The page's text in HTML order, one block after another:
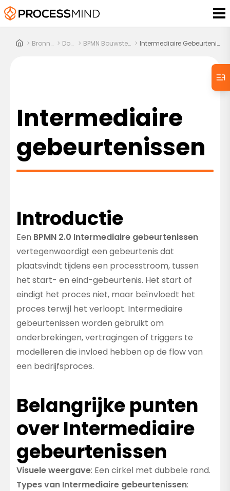
> Bronnen > Docs > BPMN Bouwstenen > Intermediaire Gebeurtenissen
Intermediaire
gebeurtenissen
Introductie
Een BPMN 2.0 Intermediaire gebeurtenissen
vertegenwoordigt een gebeurtenis dat
plaatsvindt tijdens een processtroom, tussen
het start- en eind-gebeurtenis. Het start of
eindigt het proces niet, maar beïnvloedt het
proces terwijl het verloopt. Intermediaire
gebeurtenissen worden gebruikt om
onderbrekingen, vertragingen of triggers te
modelleren die invloed hebben op de flow van
een bedrijfsproces.
Belangrijke punten
over Intermediaire
gebeurtenissen
Visuele weergave: Een cirkel met dubbele rand.
Types van Intermediaire gebeurtenissen: